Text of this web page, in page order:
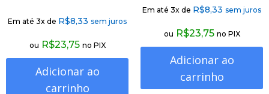
Em até 3x de R$8,33 sem juros
ou R$23,75 no PIX
Adicionar ao
carrinho
Em até 3x de R$8,33 sem juros
ou R$23,75 no PIX
Adicionar ao
carrinho